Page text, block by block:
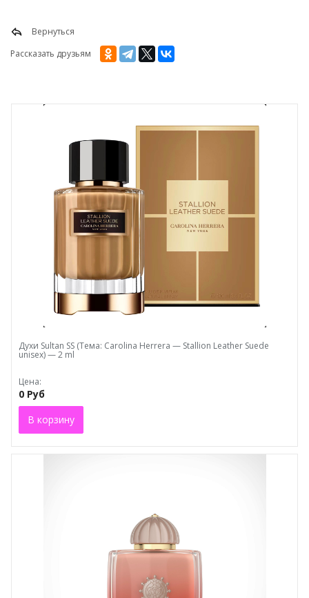
Вернуться
Рассказать друзьям
Духи Sultаn SS (Тема: Carolina Herrera — Stallion Leather Suede
unisex) — 2 ml
Цена:
0 Руб
В корзину